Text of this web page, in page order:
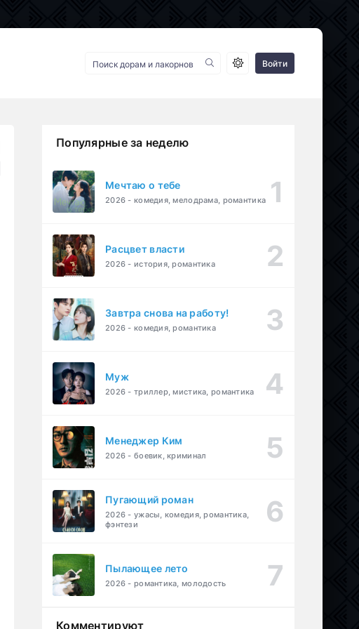
Войти
Популярные за неделю
Мечтаю о тебе
2026 - комедия, мелодрама, романтика
Расцвет власти
2026 - история, романтика
Завтра снова на работу!
2026 - комедия, романтика
Муж
2026 - триллер, мистика, романтика
Менеджер Ким
2026 - боевик, криминал
Пугающий роман
2026 - ужасы, комедия, романтика,
фэнтези
Пылающее лето
2026 - романтика, молодость
Комментируют